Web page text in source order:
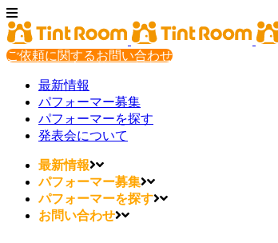
ご依頼に関するお問い合わせ
最新情報
パフォーマー募集
パフォーマーを探す
発表会について
最新情報
パフォーマー募集
パフォーマーを探す
お問い合わせ